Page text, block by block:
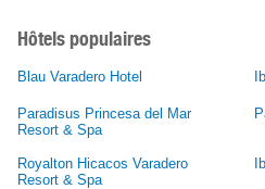
Hôtels populaires
Blau Varadero Hotel
Paradisus Princesa del Mar
Resort & Spa
Royalton Hicacos Varadero
Resort & Spa